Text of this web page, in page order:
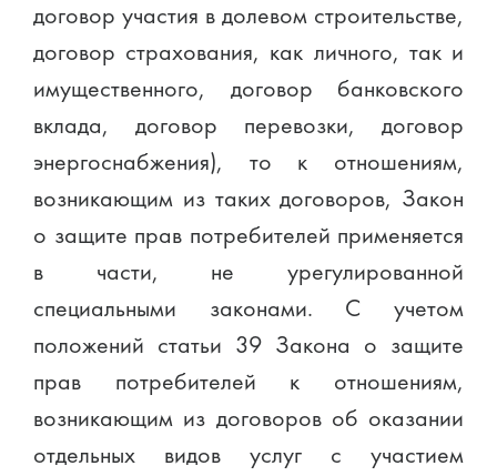
договор участия в долевом строительстве,
договор страхования, как личного, так и
имущественного, договор банковского
вклада, договор перевозки, договор
энергоснабжения), то к отношениям,
возникающим из таких договоров, Закон
о защите прав потребителей применяется
в части, не урегулированной
специальными законами. С учетом
положений статьи 39 Закона о защите
прав потребителей к отношениям,
возникающим из договоров об оказании
отдельных видов услуг с участием